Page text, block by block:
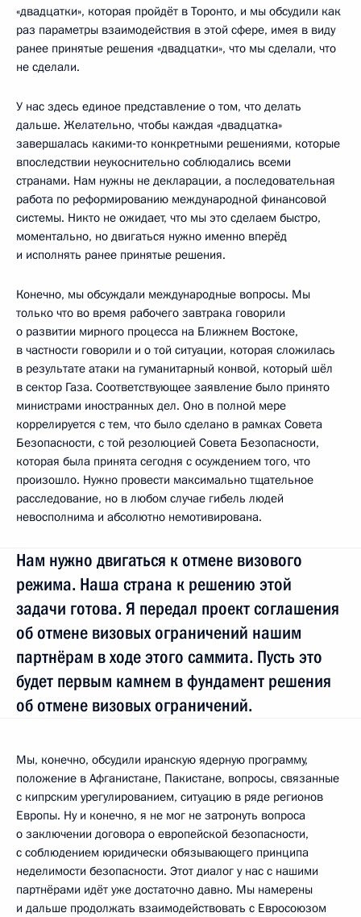
«двадцатки», которая пройдёт в Торонто, и мы обсудили как
раз параметры взаимодействия в этой сфере, имея в виду
ранее принятые решения «двадцатки», что мы сделали, что
не сделали.
У нас здесь единое представление о том, что делать
дальше. Желательно, чтобы каждая «двадцатка»
завершалась какими‑то конкретными решениями, которые
впоследствии неукоснительно соблюдались всеми
странами. Нам нужны не декларации, а последовательная
работа по реформированию международной финансовой
системы. Никто не ожидает, что мы это сделаем быстро,
моментально, но двигаться нужно именно вперёд
и исполнять ранее принятые решения.
Конечно, мы обсуждали международные вопросы. Мы
только что во время рабочего завтрака говорили
о развитии мирного процесса на Ближнем Востоке,
в частности говорили и о той ситуации, которая сложилась
в результате атаки на гуманитарный конвой, который шёл
в сектор Газа. Соответствующее заявление было принято
министрами иностранных дел. Оно в полной мере
коррелируется с тем, что было сделано в рамках Совета
Безопасности, с той резолюцией Совета Безопасности,
которая была принята сегодня с осуждением того, что
произошло. Нужно провести максимально тщательное
расследование, но в любом случае гибель людей
невосполнима и абсолютно немотивирована.
Нам нужно двигаться к отмене визового
режима. Наша страна к решению этой
задачи готова. Я передал проект соглашения
об отмене визовых ограничений нашим
партнёрам в ходе этого саммита. Пусть это
будет первым камнем в фундамент решения
об отмене визовых ограничений.
Мы, конечно, обсудили иранскую ядерную программу,
положение в Афганистане, Пакистане, вопросы, связанные
с кипрским урегулированием, ситуацию в ряде регионов
Европы. Ну и конечно, я не мог не затронуть вопроса
о заключении договора о европейской безопасности,
с соблюдением юридически обязывающего принципа
неделимости безопасности. Этот диалог у нас с нашими
партнёрами идёт уже достаточно давно. Мы намерены
и дальше продолжать взаимодействовать с Евросоюзом